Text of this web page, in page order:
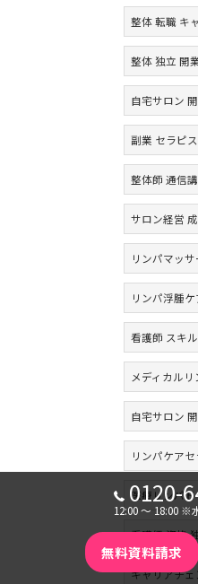
整体 転職 キ
整体 独立 開
自宅サロン
副業 セラピ
整体師 通信
サロン経営
リンパマッ
リンパ浮腫
看護師 スキ
メディカル
自宅サロン
リンパケア
医療リンパド
看護師 資格
キャリアチ
0120-
12:00 〜 18:00 ※
無料資料請求